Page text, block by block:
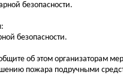
безопасности.
безопасности.
об этом организаторам
пожара подручными